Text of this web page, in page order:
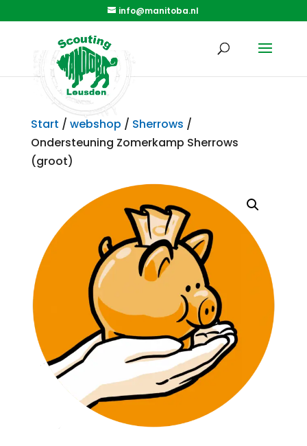
info@manitoba.nl
Start / webshop / Sherrows /
Ondersteuning Zomerkamp Sherrows
(groot)